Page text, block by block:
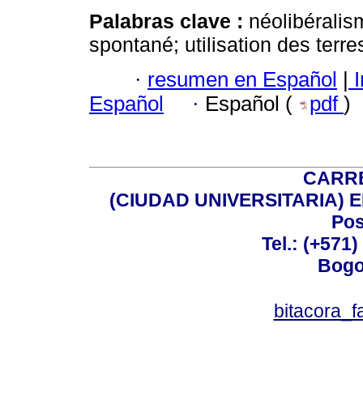
Palabras clave :
spontané; utilisation des
· resumen en Español |
Español
· Español ( pdf )
(CIUDAD UNIVERSITARIA)
Tel.: